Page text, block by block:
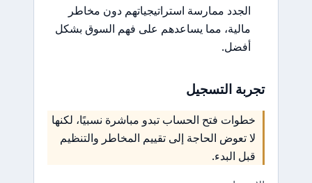
الجدد ممارسة استراتيجياتهم دون مخاطر
مالية، مما يساعدهم على فهم السوق بشكل
أفضل.
تجربة التسجيل
خطوات فتح الحساب تبدو مباشرة نسبيًا، لكنها
لا تعوض الحاجة إلى تقييم المخاطر والتنظيم
قبل البدء.